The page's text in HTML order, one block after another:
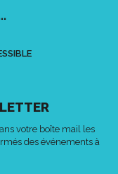
votre boîte mail les
des événements à